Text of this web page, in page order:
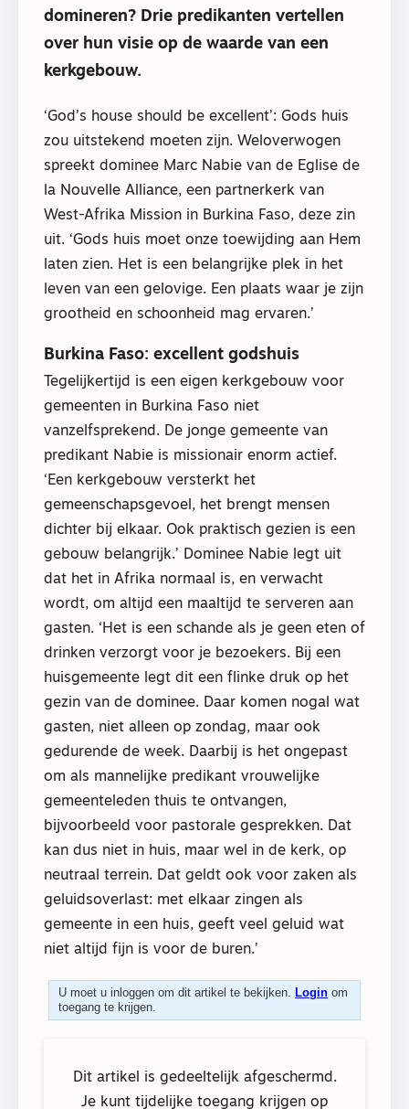
domineren? Drie predikanten vertellen
over hun visie op de waarde van een
kerkgebouw.
‘God’s house should be excellent’: Gods huis
zou uitstekend moeten zijn. Weloverwogen
spreekt dominee Marc Nabie van de Eglise de
la Nouvelle Alliance, een partnerkerk van
West-Afrika Mission in Burkina Faso, deze zin
uit. ‘Gods huis moet onze toewijding aan Hem
laten zien. Het is een belangrijke plek in het
leven van een gelovige. Een plaats waar je zijn
grootheid en schoonheid mag ervaren.’
Burkina Faso: excellent godshuis
Tegelijkertijd is een eigen kerkgebouw voor
gemeenten in Burkina Faso niet
vanzelfsprekend. De jonge gemeente van
predikant Nabie is missionair enorm actief.
‘Een kerkgebouw versterkt het
gemeenschapsgevoel, het brengt mensen
dichter bij elkaar. Ook praktisch gezien is een
gebouw belangrijk.’ Dominee Nabie legt uit
dat het in Afrika normaal is, en verwacht
wordt, om altijd een maaltijd te serveren aan
gasten. ‘Het is een schande als je geen eten of
drinken verzorgt voor je bezoekers. Bij een
huisgemeente legt dit een flinke druk op het
gezin van de dominee. Daar komen nogal wat
gasten, niet alleen op zondag, maar ook
gedurende de week. Daarbij is het ongepast
om als mannelijke predikant vrouwelijke
gemeenteleden thuis te ontvangen,
bijvoorbeeld voor pastorale gesprekken. Dat
kan dus niet in huis, maar wel in de kerk, op
neutraal terrein. Dat geldt ook voor zaken als
geluidsoverlast: met elkaar zingen als
gemeente in een huis, geeft veel geluid wat
niet altijd fijn is voor de buren.’
U moet u inloggen om dit artikel te bekijken. Login om
toegang te krijgen.
Dit artikel is gedeeltelijk afgeschermd.
Je kunt tijdelijke toegang krijgen op